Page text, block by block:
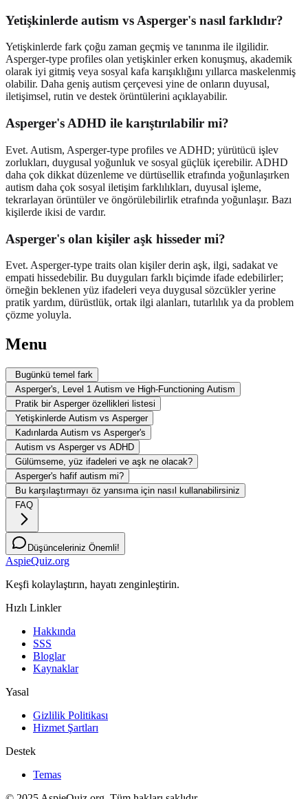
Yetişkinlerde autism vs Asperger's nasıl farklıdır?
Yetişkinlerde fark çoğu zaman geçmiş ve tanınma ile ilgilidir.
Asperger-type profiles olan yetişkinler erken konuşmuş, akademik
olarak iyi gitmiş veya sosyal kafa karışıklığını yıllarca maskelenmiş
olabilir. Daha geniş autism çerçevesi yine de onların duyusal,
iletişimsel, rutin ve destek örüntülerini açıklayabilir.
Asperger's ADHD ile karıştırılabilir mi?
Evet. Autism, Asperger-type profiles ve ADHD; yürütücü işlev
zorlukları, duygusal yoğunluk ve sosyal güçlük içerebilir. ADHD
daha çok dikkat düzenleme ve dürtüsellik etrafında yoğunlaşırken
autism daha çok sosyal iletişim farklılıkları, duyusal işleme,
tekrarlayan örüntüler ve öngörülebilirlik etrafında yoğunlaşır. Bazı
kişilerde ikisi de vardır.
Asperger's olan kişiler aşk hisseder mi?
Evet. Asperger-type traits olan kişiler derin aşk, ilgi, sadakat ve
empati hissedebilir. Bu duyguları farklı biçimde ifade edebilirler;
örneğin beklenen yüz ifadeleri veya duygusal sözcükler yerine
pratik yardım, dürüstlük, ortak ilgi alanları, tutarlılık ya da problem
çözme yoluyla.
Menu
Bugünkü temel fark
Asperger's, Level 1 Autism ve High-Functioning Autism
Pratik bir Asperger özellikleri listesi
Yetişkinlerde Autism vs Asperger
Kadınlarda Autism vs Asperger's
Autism vs Asperger vs ADHD
Gülümseme, yüz ifadeleri ve aşk ne olacak?
Asperger's hafif autism mi?
Bu karşılaştırmayı öz yansıma için nasıl kullanabilirsiniz
FAQ
Düşünceleriniz Önemli!
AspieQuiz.org
Keşfi kolaylaştırın, hayatı zenginleştirin.
Hızlı Linkler
Hakkında
SSS
Bloglar
Kaynaklar
Yasal
Gizlilik Politikası
Hizmet Şartları
Destek
Temas